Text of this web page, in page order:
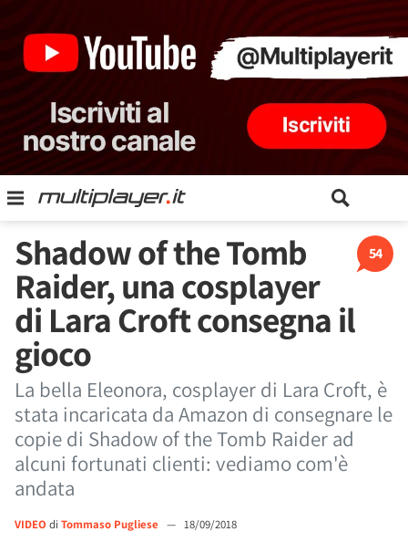
54
Shadow of the Tomb
Raider, una cosplayer
di Lara Croft consegna il
gioco
La bella Eleonora, cosplayer di Lara Croft, è
stata incaricata da Amazon di consegnare le
copie di Shadow of the Tomb Raider ad
alcuni fortunati clienti: vediamo com'è
andata
VIDEO di Tommaso Pugliese — 18/09/2018